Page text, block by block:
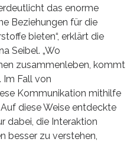
das enorme
Beziehungen für die
bieten“, erklärt die
Seibel. „Wo
zusammenleben, kommt
Im Fall von
Kommunikation mithilfe
diese Weise entdeckte
dabei, die Interaktion
besser zu verstehen,